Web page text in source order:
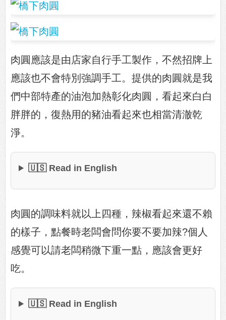
肉圓應該是由店家自行手工製作，不然招牌上
應該也不會特別強調手工。提供的肉圓就是我
們中部特產的油泡加熱彰化肉圓，看起來白白
胖胖的，復熱用的豬油看起來也相當清澈乾
淨。
🇺🇸 Read in English
肉圓的調味料就以上四種，辣椒看起來還不賴
的樣子，點餐時老闆會問你要不要加辣?個人
感覺可以請老闆稍微下重一點，應該會更好
吃。
🇺🇸 Read in English